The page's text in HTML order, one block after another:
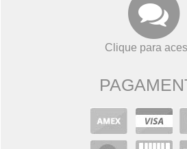
Clique para